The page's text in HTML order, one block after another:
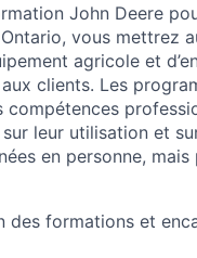
John Deere
vous mettrez
agricole et
clients. Les
leur utilisation et
en personne, mais
des formations et